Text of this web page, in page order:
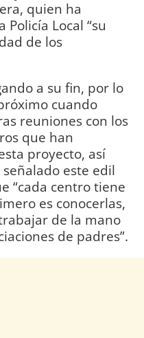
quien ha
Policía Local “su
de los
a su fin, por lo
cuando
reuniones con los
que han
proyecto, así
señalado este edil
“cada centro tiene
es conocerlas,
de la mano
de padres”.